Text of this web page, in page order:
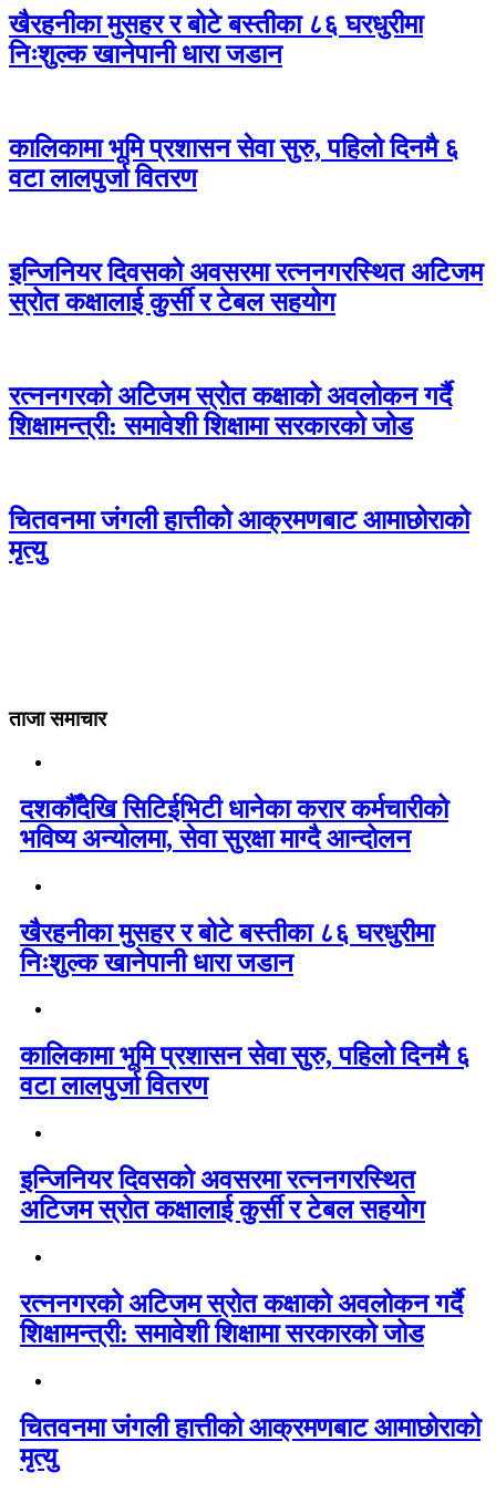
खैरहनीका मुसहर र बोटे बस्तीका ८६ घरधुरीमा
निःशुल्क खानेपानी धारा जडान
कालिकामा भूमि प्रशासन सेवा सुरु, पहिलो दिनमै ६
वटा लालपुर्जा वितरण
इन्जिनियर दिवसको अवसरमा रत्ननगरस्थित अटिजम
स्रोत कक्षालाई कुर्सी र टेबल सहयोग
रत्ननगरको अटिजम स्रोत कक्षाको अवलोकन गर्दै
शिक्षामन्त्री: समावेशी शिक्षामा सरकारको जोड
चितवनमा जंगली हात्तीको आक्रमणबाट आमाछोराको
मृत्यु
ताजा समाचार
दशकौँदेखि सिटिईभिटी धानेका करार कर्मचारीको
भविष्य अन्योलमा, सेवा सुरक्षा माग्दै आन्दोलन
खैरहनीका मुसहर र बोटे बस्तीका ८६ घरधुरीमा
निःशुल्क खानेपानी धारा जडान
कालिकामा भूमि प्रशासन सेवा सुरु, पहिलो दिनमै ६
वटा लालपुर्जा वितरण
इन्जिनियर दिवसको अवसरमा रत्ननगरस्थित
अटिजम स्रोत कक्षालाई कुर्सी र टेबल सहयोग
रत्ननगरको अटिजम स्रोत कक्षाको अवलोकन गर्दै
शिक्षामन्त्री: समावेशी शिक्षामा सरकारको जोड
चितवनमा जंगली हात्तीको आक्रमणबाट आमाछोराको
मृत्यु